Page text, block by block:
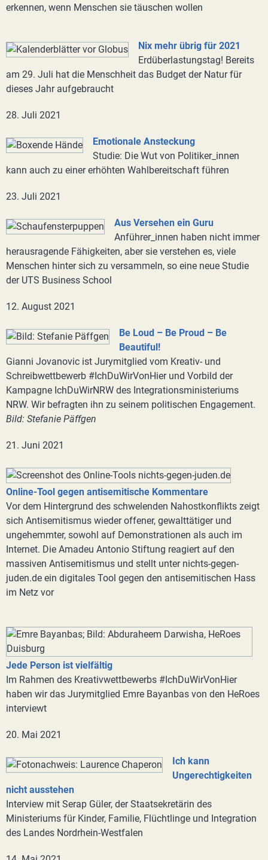
erkennen, wenn Menschen sie täuschen wollen
Nix mehr übrig für 2021
Erdüberlastungstag! Bereits
am 29. Juli hat die Menschheit das Budget der Natur für
dieses Jahr aufgebraucht
28. Juli 2021
Emotionale Ansteckung
Studie: Die Wut von Politiker_innen
kann auch zu einer erhöhten Wahlbereitschaft führen
23. Juli 2021
Aus Versehen ein Guru
Anführer_innen haben nicht immer
herausragende Fähigkeiten, aber sie verstehen es, viele
Menschen hinter sich zu versammeln, so eine neue Studie
der UTS Business School
12. August 2021
Be Loud – Be Proud – Be
Beautiful!
Gianni Jovanovic ist Jurymitglied vom Kreativ- und
Schreibwettbewerb #IchDuWirVonHier und Vorbild der
Kampagne IchDuWirNRW des Integrationsministeriums
NRW. Wir befragten ihn zu seinem politischen Engagement.
Bild: Stefanie Päffgen
21. Juni 2021
Online-Tool gegen antisemitische Kommentare
Vor dem Hintergrund des schwelenden Nahostkonflikts zeigt
sich Antisemitismus wieder offener, gewalttätiger und
ungehemmter, sowohl auf Demonstrationen als auch im
Internet. Die Amadeu Antonio Stiftung reagiert auf den
massiven Antisemitismus und stellt unter nichts-gegen-
juden.de ein digitales Tool gegen den antisemitischen Hass
im Netz vor
Jede Person ist vielfältig
Im Rahmen des Kreativwettbewerbs #IchDuWirVonHier
haben wir das Jurymitglied Emre Bayanbas von den HeRoes
interviewt
20. Mai 2021
Ich kann
Ungerechtigkeiten
nicht ausstehen
Interview mit Serap Güler, der Staatsekretärin des
Ministeriums für Kinder, Familie, Flüchtlinge und Integration
des Landes Nordrhein-Westfalen